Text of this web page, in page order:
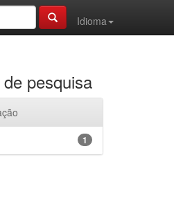
Idioma
pesquisa
1